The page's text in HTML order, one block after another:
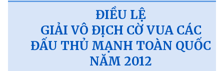
ĐIỀU LỆ
GIẢI VÔ ĐỊCH CỜ VUA CÁC
ĐẤU THỦ MẠNH TOÀN QUỐC
NĂM 2012